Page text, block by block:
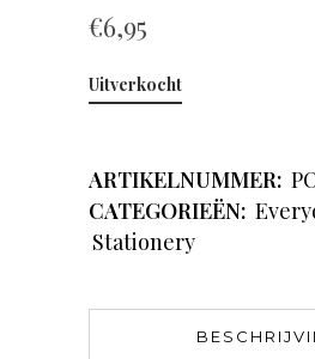
€6,95
Uitverkocht
ARTIKELNUMMER:
CATEGORIEËN:
Stationery